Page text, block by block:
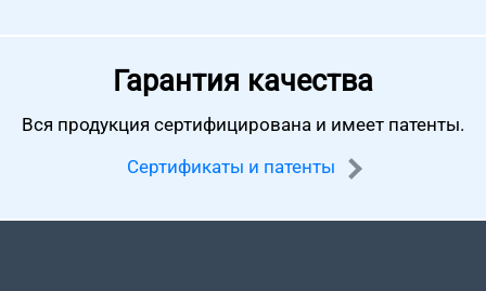
Гарантия качества
Вся продукция сертифицирована и имеет патенты.
Сертификаты и патенты